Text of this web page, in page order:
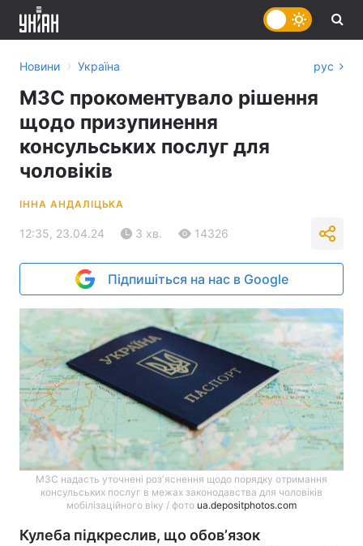
Новини › Україна рус
МЗС прокоментувало рішення
щодо призупинення
консульських послуг для
чоловіків
ІННА АНДАЛІЦЬКА
12:35, 23.04.24 3 хв. 14326
Підпишіться на нас в Google
МЗС надасть уточнені розʼяснення щодо порядку отримання
консульських послуг в межах законодавства для чоловіків
мобілізаційного віку / фото ua.depositphotos.com
Кулеба підкреслив, що обовʼязок